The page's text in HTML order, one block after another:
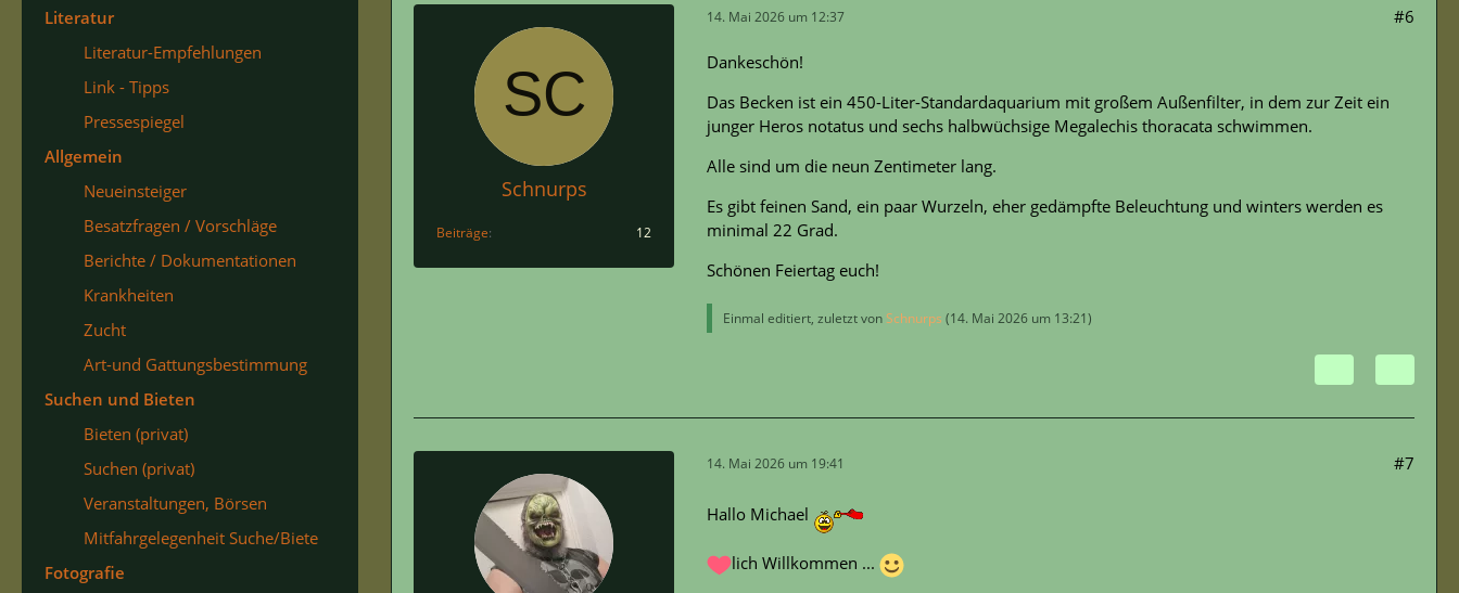
Literatur
Literatur-Empfehlungen
Link - Tipps
Pressespiegel
Allgemein
Neueinsteiger
Besatzfragen / Vorschläge
Berichte / Dokumentationen
Krankheiten
Zucht
Art-und Gattungsbestimmung
Suchen und Bieten
Bieten (privat)
Suchen (privat)
Veranstaltungen, Börsen
Mitfahrgelegenheit Suche/Biete
Fotografie
Schnurps
Beiträge 12
14. Mai 2026 um 12:37 #6
Dankeschön!
Das Becken ist ein 450-Liter-Standardaquarium mit großem Außenfilter, in dem zur Zeit ein
junger Heros notatus und sechs halbwüchsige Megalechis thoracata schwimmen.
Alle sind um die neun Zentimeter lang.
Es gibt feinen Sand, ein paar Wurzeln, eher gedämpfte Beleuchtung und winters werden es
minimal 22 Grad.
Schönen Feiertag euch!
Einmal editiert, zuletzt vonSchnurps (14. Mai 2026 um 13:21)
14. Mai 2026 um 19:41 #7
Hallo Michael
lich Willkommen ...